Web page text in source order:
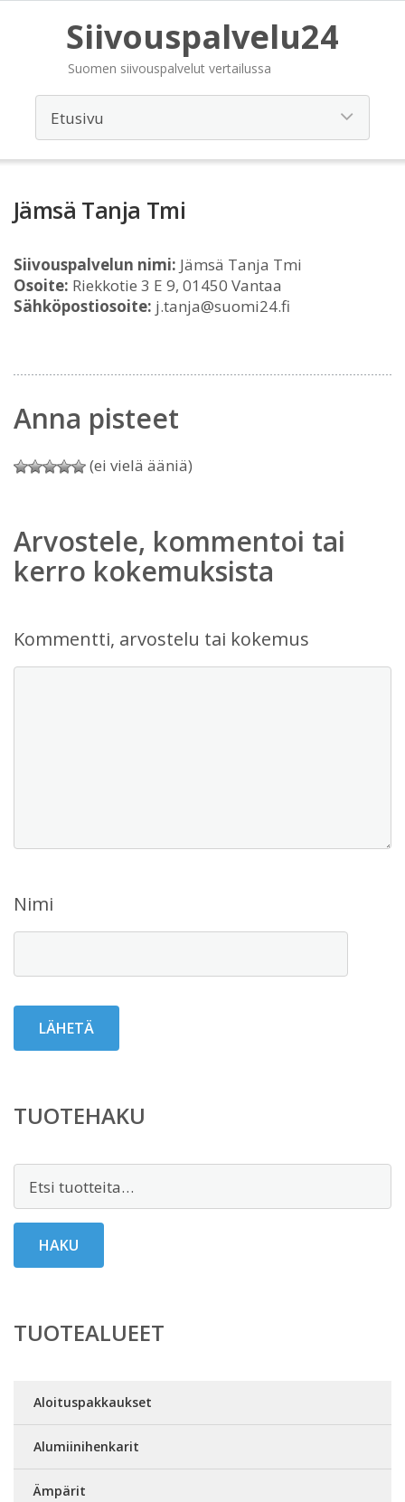
Siivouspalvelu24
Suomen siivouspalvelut vertailussa
Jämsä Tanja Tmi
Siivouspalvelun nimi: Jämsä Tanja Tmi
Osoite: Riekkotie 3 E 9, 01450 Vantaa
Sähköpostiosoite: j.tanja@suomi24.fi
Anna pisteet
(ei vielä ääniä)
Arvostele, kommentoi tai
kerro kokemuksista
Kommentti, arvostelu tai kokemus
Nimi
TUOTEHAKU
HAKU
TUOTEALUEET
Aloituspakkaukset
Alumiinihenkarit
Ämpärit